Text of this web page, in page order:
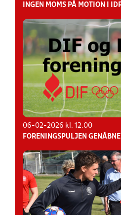
INGEN MOMS PÅ MOTION I
06-02-2026 kl. 12.00
FORENINGSPULJEN